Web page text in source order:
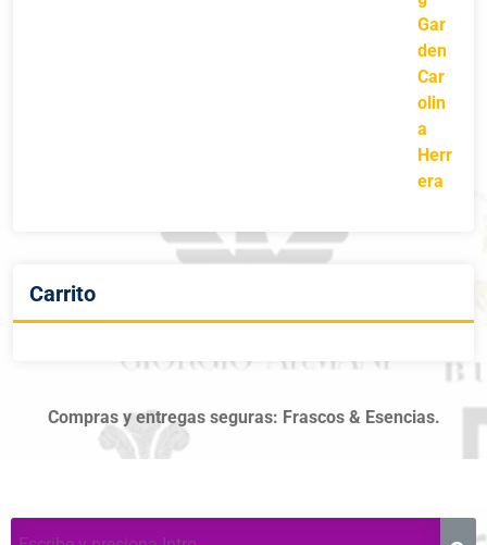
Carrito
Compras y entregas seguras: Frascos & Esencias.